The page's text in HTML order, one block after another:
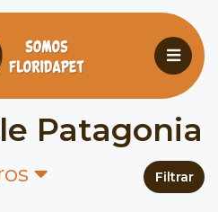
Patagonia
Filtrar